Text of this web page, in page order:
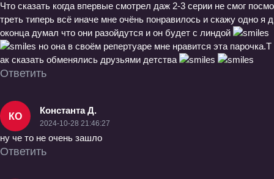
Что сказать когда впервые смотрел даж 2-3 серии не смог посмо
треть типерь всё иначе мне очёнь понравилось и скажу одно я д
оконца думал что они разойдутся и он будет с линдой
но она в своём репертуаре мне нравится эта парочка.Т
ак сказать обменялись друзьями детства
Ответить
КО
Константа Д.
2024-10-28 21:46:27
ну че то не очень зашло
Ответить